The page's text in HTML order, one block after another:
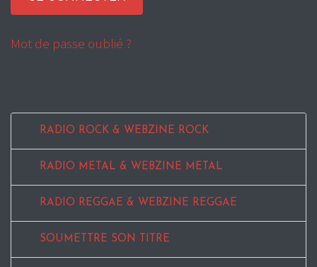
Mot de passe oublié ?
RADIO ROCK & WEBZINE ROCK
RADIO METAL & WEBZINE METAL
RADIO REGGAE & WEBZINE REGGAE
SOUMETTRE SON TITRE